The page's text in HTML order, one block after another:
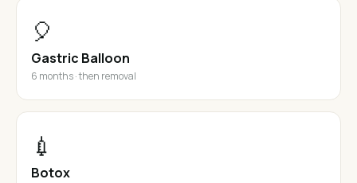
🎈
Gastric Balloon
6 months · then removal
💉
Botox